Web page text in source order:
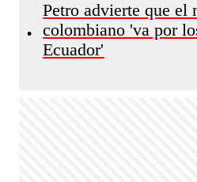
•
Petro advierte que el
colombiano 'va por
Ecuador'